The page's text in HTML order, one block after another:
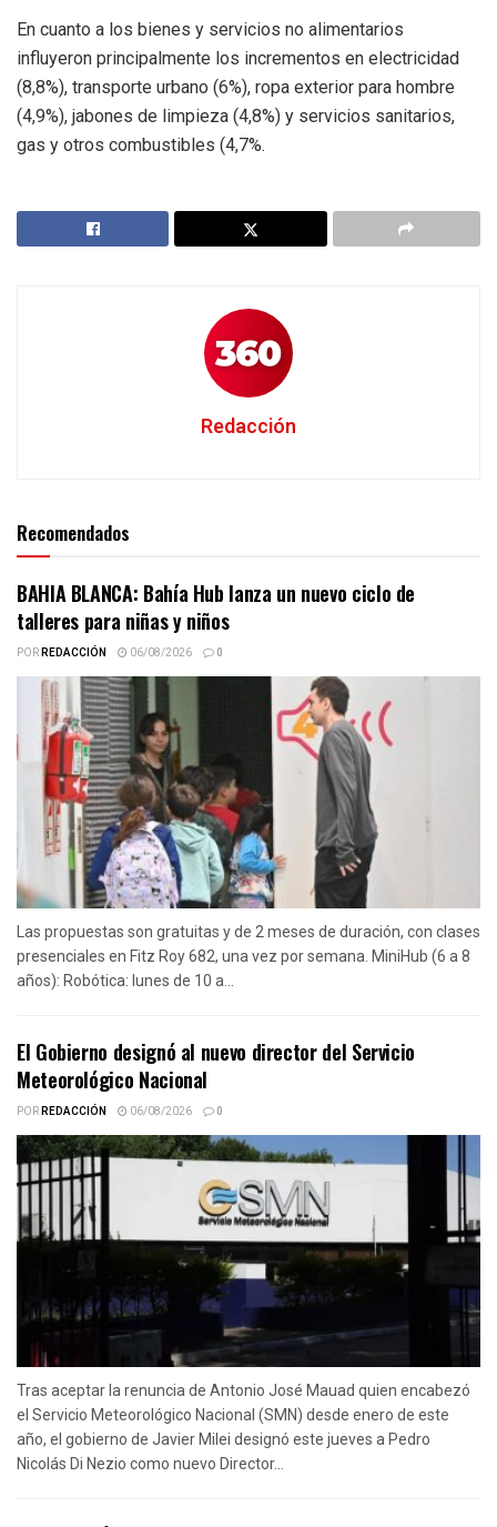
En cuanto a los bienes y servicios no alimentarios
influyeron principalmente los incrementos en electricidad
(8,8%), transporte urbano (6%), ropa exterior para hombre
(4,9%), jabones de limpieza (4,8%) y servicios sanitarios,
gas y otros combustibles (4,7%.
Redacción
Recomendados
BAHIA BLANCA: Bahía Hub lanza un nuevo ciclo de
talleres para niñas y niños
PORREDACCIÓN 06/08/2026 0
Las propuestas son gratuitas y de 2 meses de duración, con clases
presenciales en Fitz Roy 682, una vez por semana. MiniHub (6 a 8
años): Robótica: lunes de 10 a...
El Gobierno designó al nuevo director del Servicio
Meteorológico Nacional
PORREDACCIÓN 06/08/2026 0
Tras aceptar la renuncia de Antonio José Mauad quien encabezó
el Servicio Meteorológico Nacional (SMN) desde enero de este
año, el gobierno de Javier Milei designó este jueves a Pedro
Nicolás Di Nezio como nuevo Director...